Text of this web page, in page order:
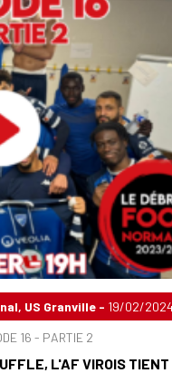
US Granville - 19/02/
16 - PARTIE 2
L'AF VIROIS TIENT